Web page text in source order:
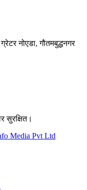
नोएडा, गौतमबुद्धनगर
सुरक्षित।
Media Pvt Ltd